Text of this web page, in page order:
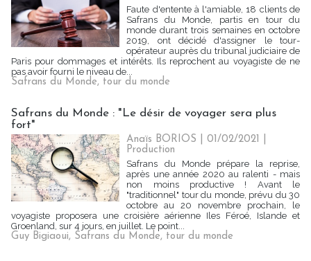
Faute d'entente à l'amiable, 18 clients de
Safrans du Monde, partis en tour du
monde durant trois semaines en octobre
2019, ont décidé d'assigner le tour-
opérateur auprès du tribunal judiciaire de
Paris pour dommages et intérêts. Ils reprochent au voyagiste de ne
pas avoir fourni le niveau de...
Safrans du Monde, tour du monde
Safrans du Monde : "Le désir de voyager sera plus
fort"
Anaïs BORIOS | 01/02/2021
Production
Safrans du Monde prépare la reprise,
après une année 2020 au ralenti - mais
non moins productive ! Avant le
"traditionnel" tour du monde, prévu du 30
octobre au 20 novembre prochain, le
voyagiste proposera une croisière aérienne Iles Féroé, Islande et
Groenland, sur 4 jours, en juillet. Le point...
Guy Bigiaoui, Safrans du Monde, tour du monde